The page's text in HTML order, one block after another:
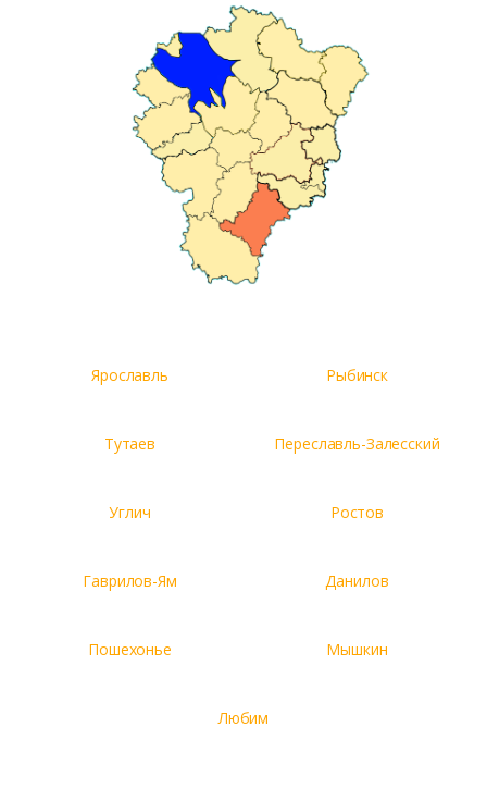
Ярославль Рыбинск
Тутаев Переславль-Залесский
Углич Ростов
Гаврилов-Ям Данилов
Пошехонье Мышкин
Любим